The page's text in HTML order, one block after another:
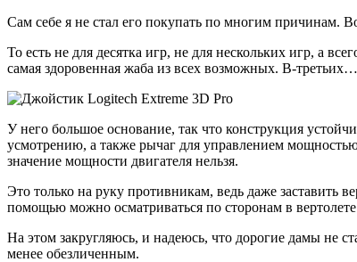
Сам себе я не стал его покупать по многим причинам.
То есть не для десятка игр, не для нескольких игр, а
самая здоровенная жаба из всех возможных. В-
У него большое основание, так что конструкция
усмотрению, а также рычаг для управлением
значение мощности двигателя нельзя.
Это только на руку противникам, ведь даже
помощью можно осматриваться по сторонам в
На этом закругляюсь, и надеюсь, что дорогие дамы не
менее обезличенным.